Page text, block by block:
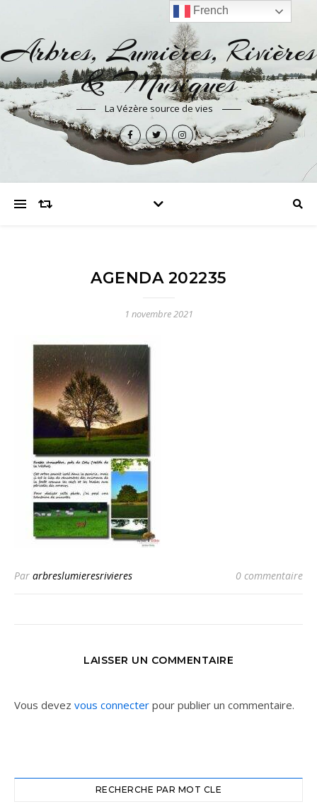
Arbres, Lumières, Rivières
& Musiques
La Vézère source de vies
AGENDA 202235
1 novembre 2021
Par arbreslumieresrivieres 0 commentaire
LAISSER UN COMMENTAIRE
Vous devez vous connecter pour publier un commentaire.
RECHERCHE PAR MOT CLE
French